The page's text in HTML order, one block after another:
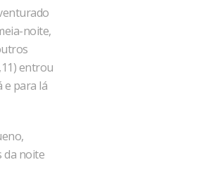
noite,
entrou
e para lá
da noite